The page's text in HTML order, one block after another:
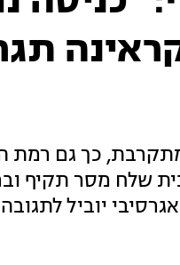
כך גם רמת
שלח מסר תקיף
יוביל